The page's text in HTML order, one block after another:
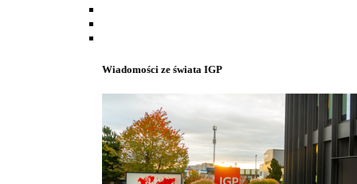
Wiadomości ze świata IGP